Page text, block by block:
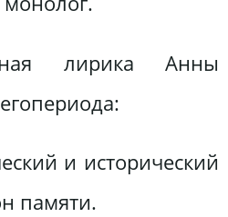
лирика Анны
и исторический
памяти.